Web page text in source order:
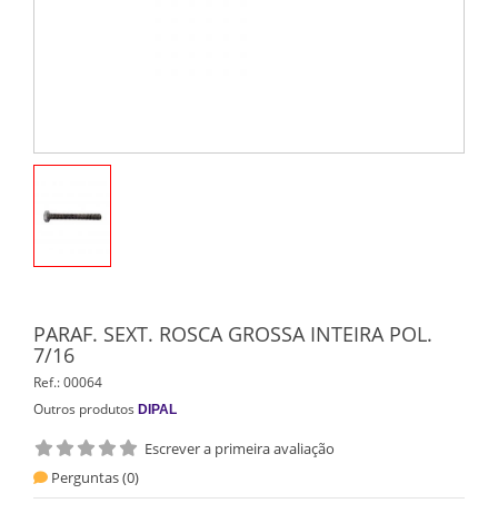
PARAF. SEXT. ROSCA GROSSA INTEIRA POL.
7/16
Ref.:00064
Outros produtos DIPAL
Escrever a primeira avaliação
Perguntas (0)